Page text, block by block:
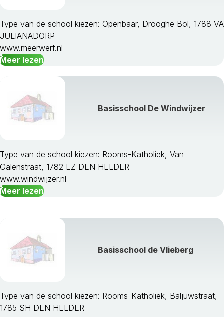
Type van de school kiezen: Openbaar, Drooghe Bol, 1788 VA
JULIANADORP
www.meerwerf.nl
Meer lezen
Basisschool De Windwijzer
Type van de school kiezen: Rooms-Katholiek, Van
Galenstraat, 1782 EZ DEN HELDER
www.windwijzer.nl
Meer lezen
Basisschool de Vlieberg
Type van de school kiezen: Rooms-Katholiek, Baljuwstraat,
1785 SH DEN HELDER